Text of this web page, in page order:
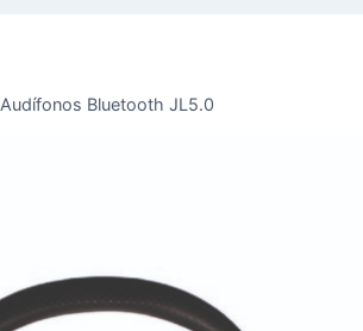
Audífonos Bluetooth JL5.0